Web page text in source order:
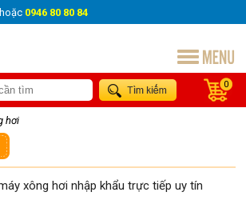
hoặc 0946 80 80 84
0
hơi
xông hơi nhập khẩu trực tiếp uy tín